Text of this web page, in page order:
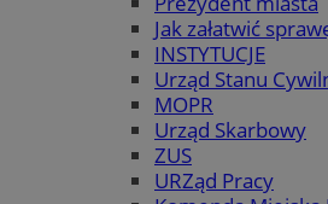
Jak załatwić
INSTYTUCJE
Urząd Stanu
MOPR
Urząd Skarbowy
ZUS
URZąd Pracy